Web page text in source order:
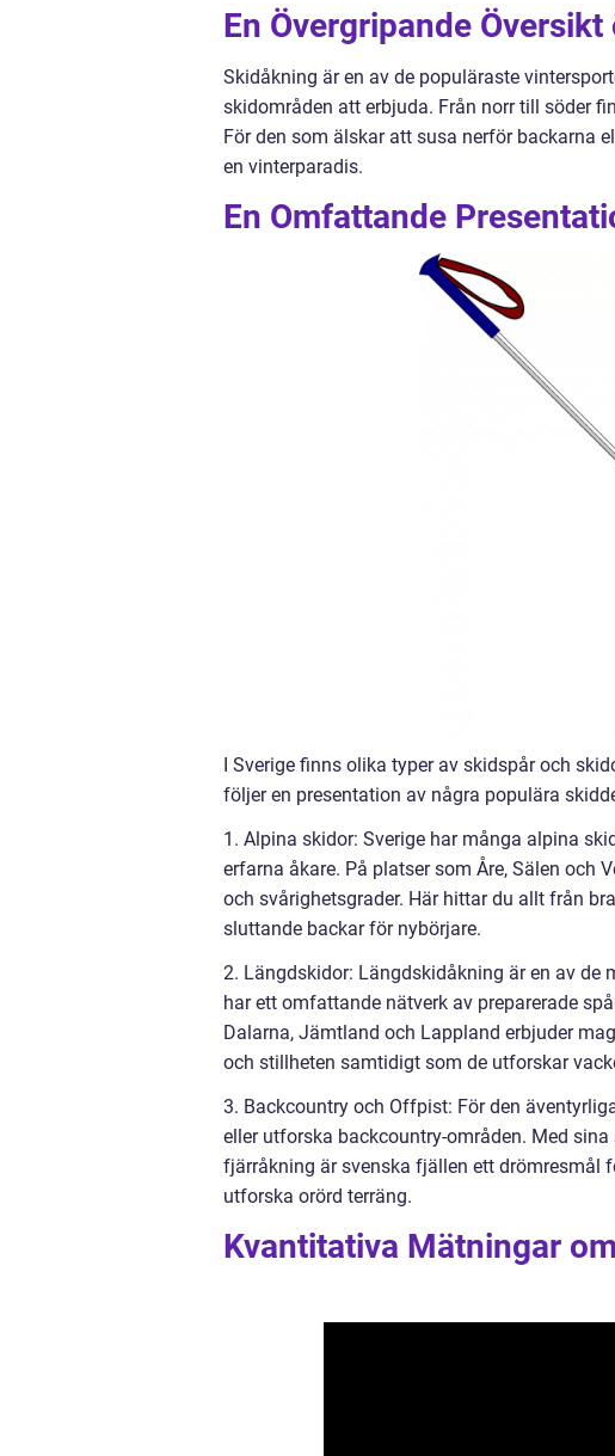
En Övergripande
Skidåkning är en av de populäraste
skidområden att erbjuda. Från norr till söder
För den som älskar att susa nerför backarna
en vinterparadis.
En Omfattande
I Sverige finns olika typer av skidspår och
följer en presentation av några populära
1. Alpina skidor: Sverige har många alpina
erfarna åkare. På platser som Åre, Sälen och
och svårighetsgrader. Här hittar du allt från
sluttande backar för nybörjare.
2. Längdskidor: Längdskidåkning är en av de
har ett omfattande nätverk av preparerade
Dalarna, Jämtland och Lappland erbjuder
och stillheten samtidigt som de utforskar
3. Backcountry och Offpist: För den
eller utforska backcountry-områden. Med
fjärråkning är svenska fjällen ett drömresmål
utforska orörd terräng.
Kvantitativa Mätningar